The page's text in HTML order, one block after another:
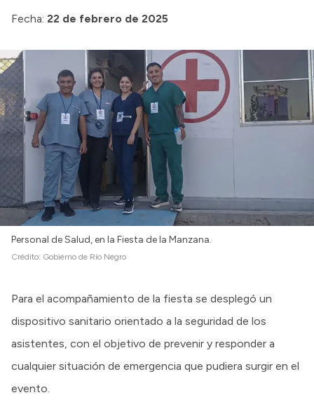
Fecha: 22 de febrero de 2025
Personal de Salud, en la Fiesta de la Manzana.
Crédito: Gobierno de Río Negro
Para el acompañamiento de la fiesta se desplegó un
dispositivo sanitario orientado a la seguridad de los
asistentes, con el objetivo de prevenir y responder a
cualquier situación de emergencia que pudiera surgir en el
evento.